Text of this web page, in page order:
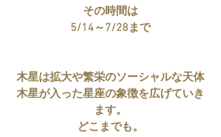
その時間は
5/14～7/28まで
木星は拡大や繁栄のソーシャルな天体
木星が入った星座の象徴を広げていき
ます。
どこまでも。